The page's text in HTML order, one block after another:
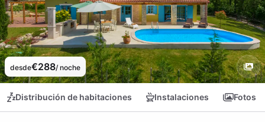
desde€288/ noche
Distribución de habitaciones Instalaciones Fotos